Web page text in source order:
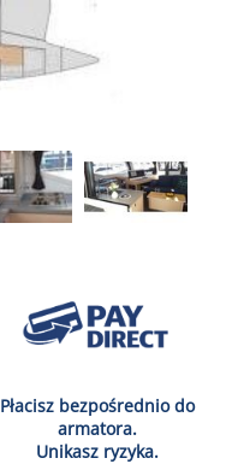
Płacisz bezpośrednio do
armatora.
Unikasz ryzyka.